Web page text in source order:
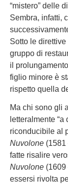
“mistero” delle
Sembra, infatti,
Sotto le
gruppo di
il
figlio minore è
rispetto quella
Ma chi sono gli
letteralmente
riconducibile al
Nuvolone
fatte risalire
Nuvolone (1609
essersi rivolta